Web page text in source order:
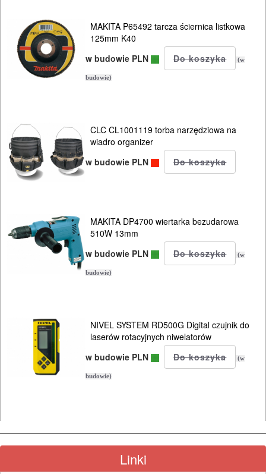
ODZIEŻ
ROBOCZA
BHP
AGD
OGRODNICZE
NARZĘDZIA
PILARKI-
KOSY
MYJKI
CIŚNIENIOWE
MAKITA P65492 tarcza ściernica listkowa
125mm K40
w budowie PLN
(w
budowie)
CLC CL1001119 torba narzędziowa na
wiadro organizer
w budowie PLN
MAKITA DP4700 wiertarka bezudarowa
510W 13mm
w budowie PLN
(w
budowie)
NIVEL SYSTEM RD500G Digital czujnik do
laserów rotacyjnych niwelatorów
w budowie PLN
(w
budowie)
Linki